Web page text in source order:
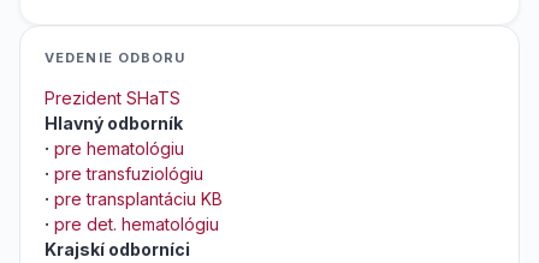
VEDENIE ODBORU
Prezident SHaTS
Hlavný odborník
· pre hematológiu
· pre transfuziológiu
· pre transplantáciu KB
· pre det. hematológiu
Krajskí odborníci